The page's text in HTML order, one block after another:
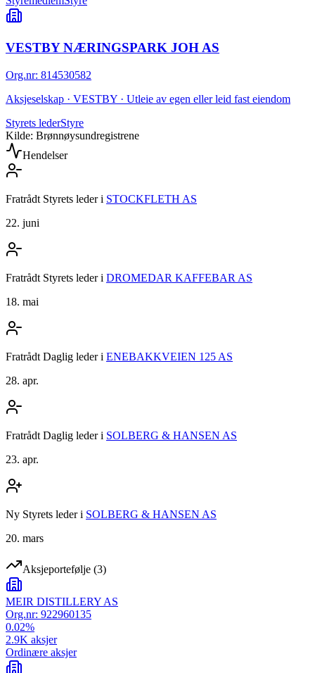
VESTBY NÆRINGSPARK JOH AS
Org.nr: 814530582
Aksjeselskap · VESTBY · Utleie av egen eller leid fast eiendom
Styrets lederStyre
Kilde: Brønnøysundregistrene
Hendelser
Fratrådt Styrets lederi STOCKFLETH AS
22. juni
Fratrådt Styrets lederi DROMEDAR KAFFEBAR AS
18. mai
Fratrådt Daglig lederi ENEBAKKVEIEN 125 AS
28. apr.
Fratrådt Daglig lederi SOLBERG & HANSEN AS
23. apr.
Ny Styrets lederi SOLBERG & HANSEN AS
20. mars
Aksjeportefølje (3)
MEIR DISTILLERY AS
Org.nr: 922960135
0.02%
2.9K aksjer
Ordinære aksjer